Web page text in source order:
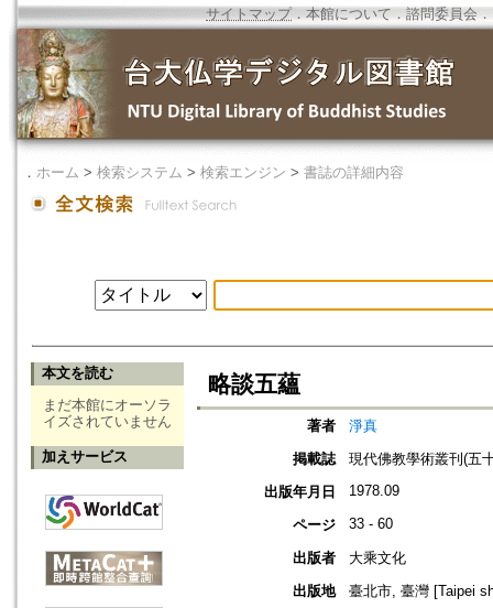
サイトマップ．本館について ． 諮問委員会 ．
． ホーム > 検索システム > 検索エンジン > 書誌の詳細内容
本文を読む
まだ本館にオーソラ
イズされていません
加えサービス
略談五蘊
著者
淨真
掲載誌
現代佛教學術叢刊(五
出版年月日
1978.09
ページ 33 - 60
出版者
大乘文化
出版地
臺北市, 臺灣 [Taipei